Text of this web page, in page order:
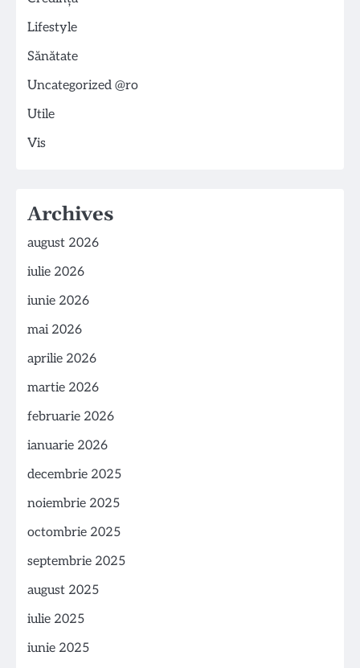
Lifestyle
Sănătate
Uncategorized @ro
Utile
Vis
Archives
august 2026
iulie 2026
iunie 2026
mai 2026
aprilie 2026
martie 2026
februarie 2026
ianuarie 2026
decembrie 2025
noiembrie 2025
octombrie 2025
septembrie 2025
august 2025
iulie 2025
iunie 2025